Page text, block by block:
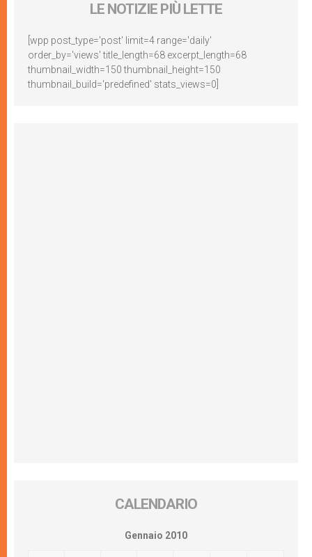
LE NOTIZIE PIÙ LETTE
[wpp post_type='post' limit=4 range='daily'
order_by='views' title_length=68 excerpt_length=68
thumbnail_width=150 thumbnail_height=150
thumbnail_build='predefined' stats_views=0]
CALENDARIO
Gennaio 2010